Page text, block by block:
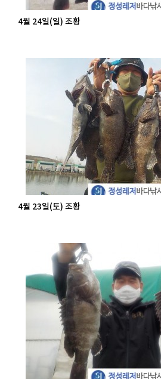
4월 24일(일) 조황
4월 23일(토) 조황